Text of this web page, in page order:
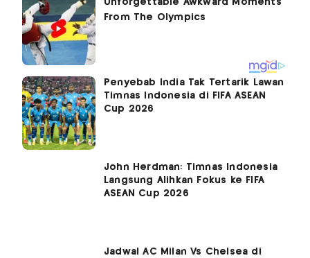
Penyebab India Tak Tertarik Lawan
Timnas Indonesia di FIFA ASEAN
Cup 2026
John Herdman: Timnas Indonesia
Langsung Alihkan Fokus ke FIFA
ASEAN Cup 2026
Jadwal AC Milan Vs Chelsea di